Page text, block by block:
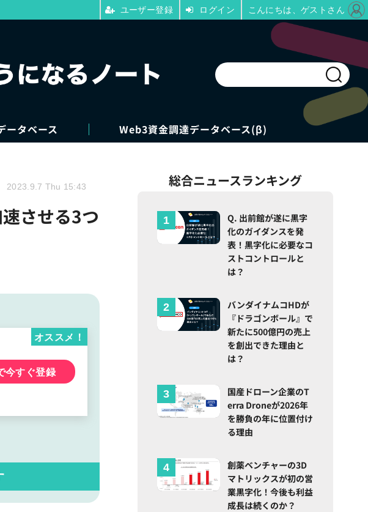
ータベース Web3資金調達データベース(β)
させる3つ
2023.9.7 Thu 15:43
オススメ！
今すぐ登録
総合ニュースランキング
Q. 出前館が遂に黒字
化のガイダンスを発
表！黒字化に必要なコ
ストコントロールと
は？
バンダイナムコHDが
『ドラゴンボール』で
新たに500億円の売上
を創出できた理由と
は？
国産ドローン企業のT
erra Droneが2026年
を勝負の年に位置付け
る理由
創薬ベンチャーの3D
マトリックスが初の営
業黒字化！今後も利益
成長は続くのか？
ユーザー登録 ログイン こんにちは、ゲストさん